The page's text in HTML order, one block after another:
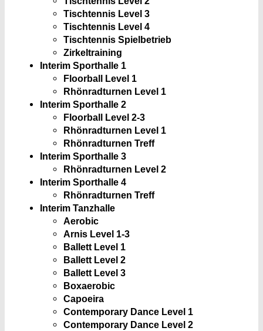
Tischtennis Level 3
Tischtennis Level 4
Tischtennis Spielbetrieb
Zirkeltraining
Interim Sporthalle 1
Floorball Level 1
Rhönradturnen Level 1
Interim Sporthalle 2
Floorball Level 2-3
Rhönradturnen Level 1
Rhönradturnen Treff
Interim Sporthalle 3
Rhönradturnen Level 2
Interim Sporthalle 4
Rhönradturnen Treff
Interim Tanzhalle
Aerobic
Arnis Level 1-3
Ballett Level 1
Ballett Level 2
Ballett Level 3
Boxaerobic
Capoeira
Contemporary Dance Level 1
Contemporary Dance Level 2